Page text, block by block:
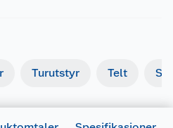
Turutstyr Telt